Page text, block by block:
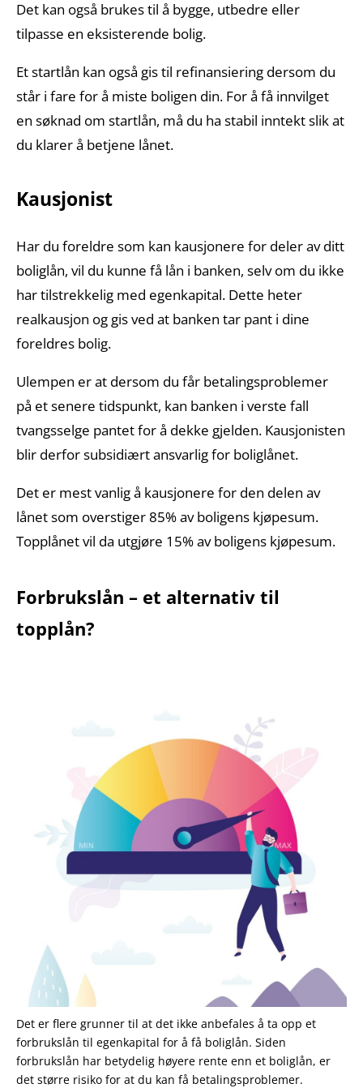
Det kan også brukes til å bygge, utbedre eller
tilpasse en eksisterende bolig.
Et startlån kan også gis til refinansiering dersom du
står i fare for å miste boligen din. For å få innvilget
en søknad om startlån, må du ha stabil inntekt slik at
du klarer å betjene lånet.
Kausjonist
Har du foreldre som kan kausjonere for deler av ditt
boliglån, vil du kunne få lån i banken, selv om du ikke
har tilstrekkelig med egenkapital. Dette heter
realkausjon og gis ved at banken tar pant i dine
foreldres bolig.
Ulempen er at dersom du får betalingsproblemer
på et senere tidspunkt, kan banken i verste fall
tvangsselge pantet for å dekke gjelden. Kausjonisten
blir derfor subsidiært ansvarlig for boliglånet.
Det er mest vanlig å kausjonere for den delen av
lånet som overstiger 85% av boligens kjøpesum.
Topplånet vil da utgjøre 15% av boligens kjøpesum.
Forbrukslån – et alternativ til
topplån?
Det er flere grunner til at det ikke anbefales å ta opp et
forbrukslån til egenkapital for å få boliglån. Siden
forbrukslån har betydelig høyere rente enn et boliglån, er
det større risiko for at du kan få betalingsproblemer.